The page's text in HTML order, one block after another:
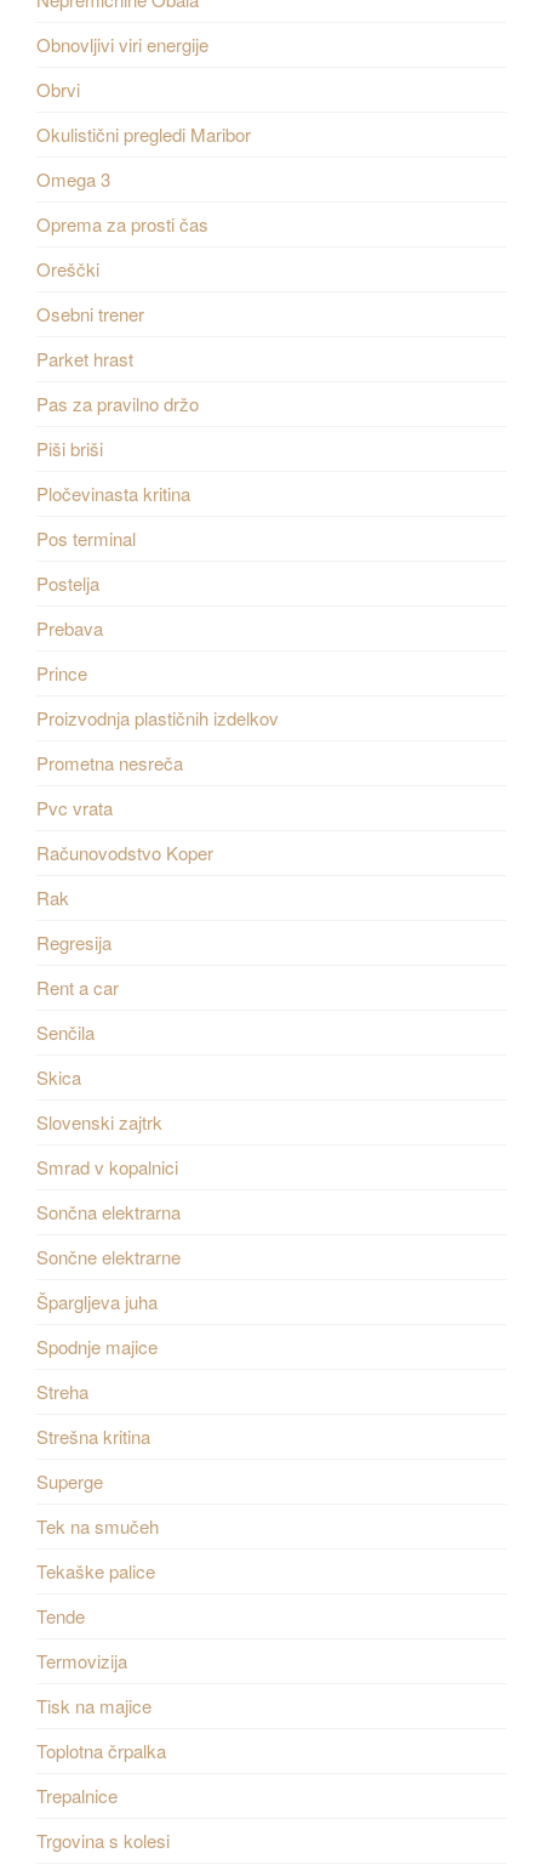
Obnovljivi viri energije
Obrvi
Okulistični pregledi Maribor
Omega 3
Oprema za prosti čas
Oreščki
Osebni trener
Parket hrast
Pas za pravilno držo
Piši briši
Pločevinasta kritina
Pos terminal
Postelja
Prebava
Prince
Proizvodnja plastičnih izdelkov
Prometna nesreča
Pvc vrata
Računovodstvo Koper
Rak
Regresija
Rent a car
Senčila
Skica
Slovenski zajtrk
Smrad v kopalnici
Sončna elektrarna
Sončne elektrarne
Špargljeva juha
Spodnje majice
Streha
Strešna kritina
Superge
Tek na smučeh
Tekaške palice
Tende
Termovizija
Tisk na majice
Toplotna črpalka
Trepalnice
Trgovina s kolesi